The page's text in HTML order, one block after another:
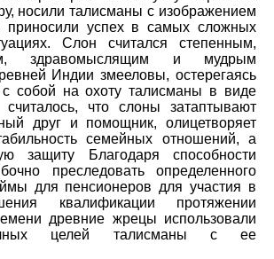
носили талисманы с изображением
приносили успех в самых сложных
Слон считался степенным,
здравомыслящим и мудрым
Индии змееловы, остерегаясь
с собой на охоту талисманы в виде
что слоны затаптывают
друг и помощник, олицетворяет
семейных отношений, а
защиту Благодаря способности
преследовать определенного
для пенсионеров для участия в
квалификации протяжении
древние жрецы использовали
целей талисманы с ее